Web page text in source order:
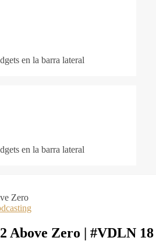
en la barra lateral
en la barra lateral
Above Zero | #VDLN 18